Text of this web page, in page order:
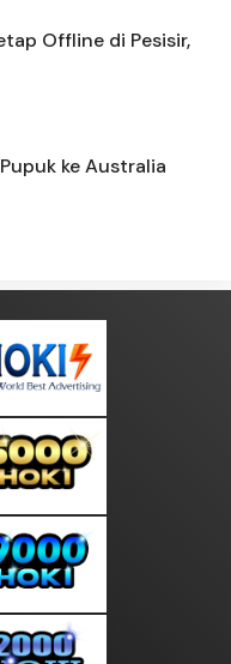
Offline di Pesisir,
ke Australia